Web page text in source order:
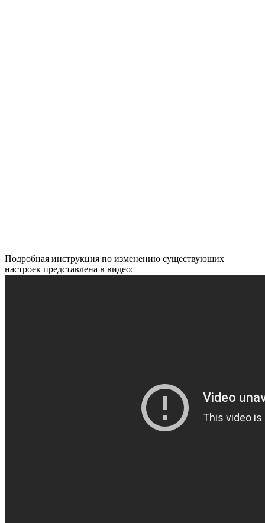
Подробная инструкция по изменению существующих
настроек представлена в видео: